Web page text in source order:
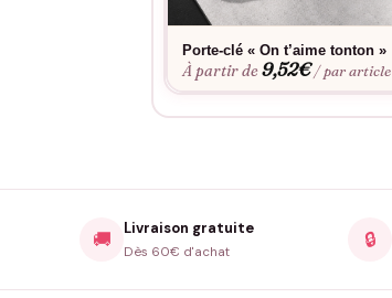
Porte-clé « On t’aime tonton »
À partir de9,52€ / par article
🚚 Livraison gratuite
Dès 60€ d'achat
🔒